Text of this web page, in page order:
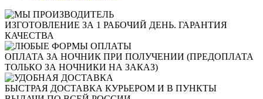
ИЗГОТОВЛЕНИЕ ЗА 1 РАБОЧИЙ ДЕНЬ. ГАРАНТИЯ
КАЧЕСТВА
ОПЛАТА ЗА НОЧНИК ПРИ ПОЛУЧЕНИИ (ПРЕДОПЛАТА
ТОЛЬКО ЗА НОЧНИКИ НА ЗАКАЗ)
БЫСТРАЯ ДОСТАВКА КУРЬЕРОМ И В ПУНКТЫ